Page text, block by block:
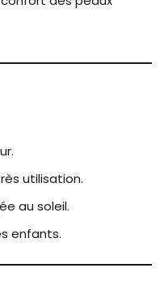
utilisation.
au soleil.
enfants.